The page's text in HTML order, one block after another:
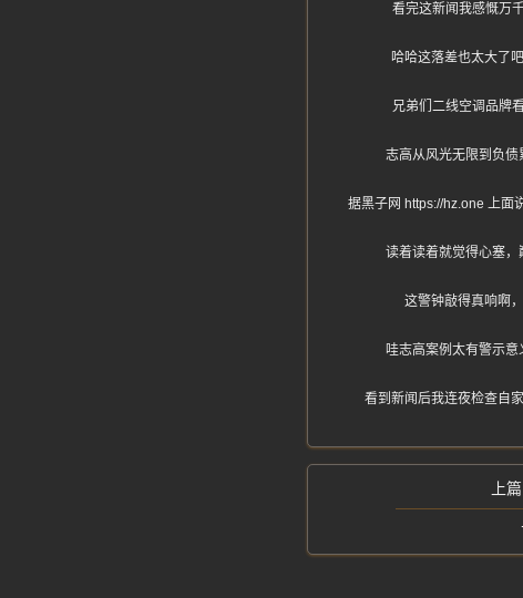
看完这新闻我感慨万
哈哈这落差也太大了
兄弟们二线空调品牌
志高从风光无限到负债
据黑子网 https://hz.one 上面
读着读着就觉得心塞，
这警钟敲得真响啊
哇志高案例太有警示
看到新闻后我连夜检查自